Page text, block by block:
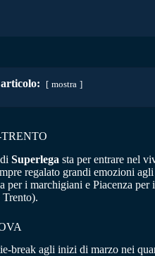
mostra
Superlega sta per entrare nel
regalato grandi emozioni
per i marchigiani e Piacenza
break agli inizi di marzo nei